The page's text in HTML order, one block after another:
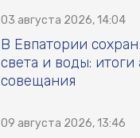
03 августа 2026, 14:04
В Евпатории
света и воды: итоги
совещания
09 августа 2026, 13:46